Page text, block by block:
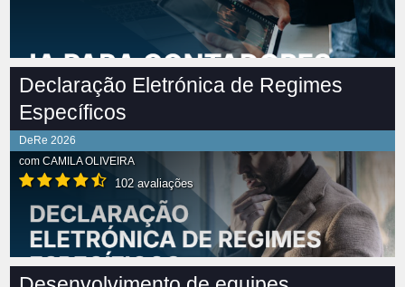
Declaração Eletrónica de Regimes
Específicos
DeRe 2026
com CAMILA OLIVEIRA
102 avaliações